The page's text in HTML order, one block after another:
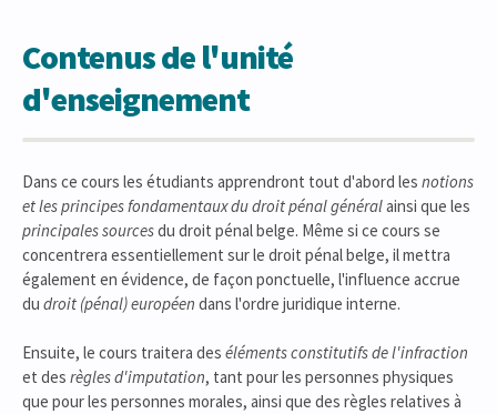
Contenus de l'unité
d'enseignement
Dans ce cours les étudiants apprendront tout d'abord les notions
et les principes fondamentaux du droit pénal généralainsi que les
principalessourcesdu droit pénal belge. Même si ce cours se
concentrera essentiellement sur le droit pénal belge, il mettra
également en évidence, de façon ponctuelle, l'influence accrue
du droit (pénal) européen dans l'ordre juridique interne.
Ensuite, le cours traitera des éléments constitutifs de l'infraction
et des règles d'imputation, tant pour les personnes physiques
que pour les personnes morales, ainsi que des règles relatives à